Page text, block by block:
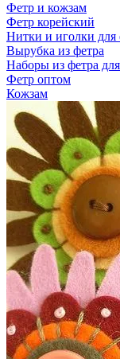
Фетр и кожзам
Фетр корейский
Нитки и иголки для
Вырубка из фетра
Наборы из фетра
Фетр оптом
Кожзам